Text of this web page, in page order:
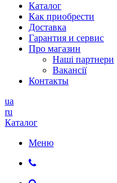
Каталог
Как приобрести
Доставка
Гарантия и сервис
Про магазин
Наші партнери
Вакансії
Контакты
ua
ru
Каталог
Меню